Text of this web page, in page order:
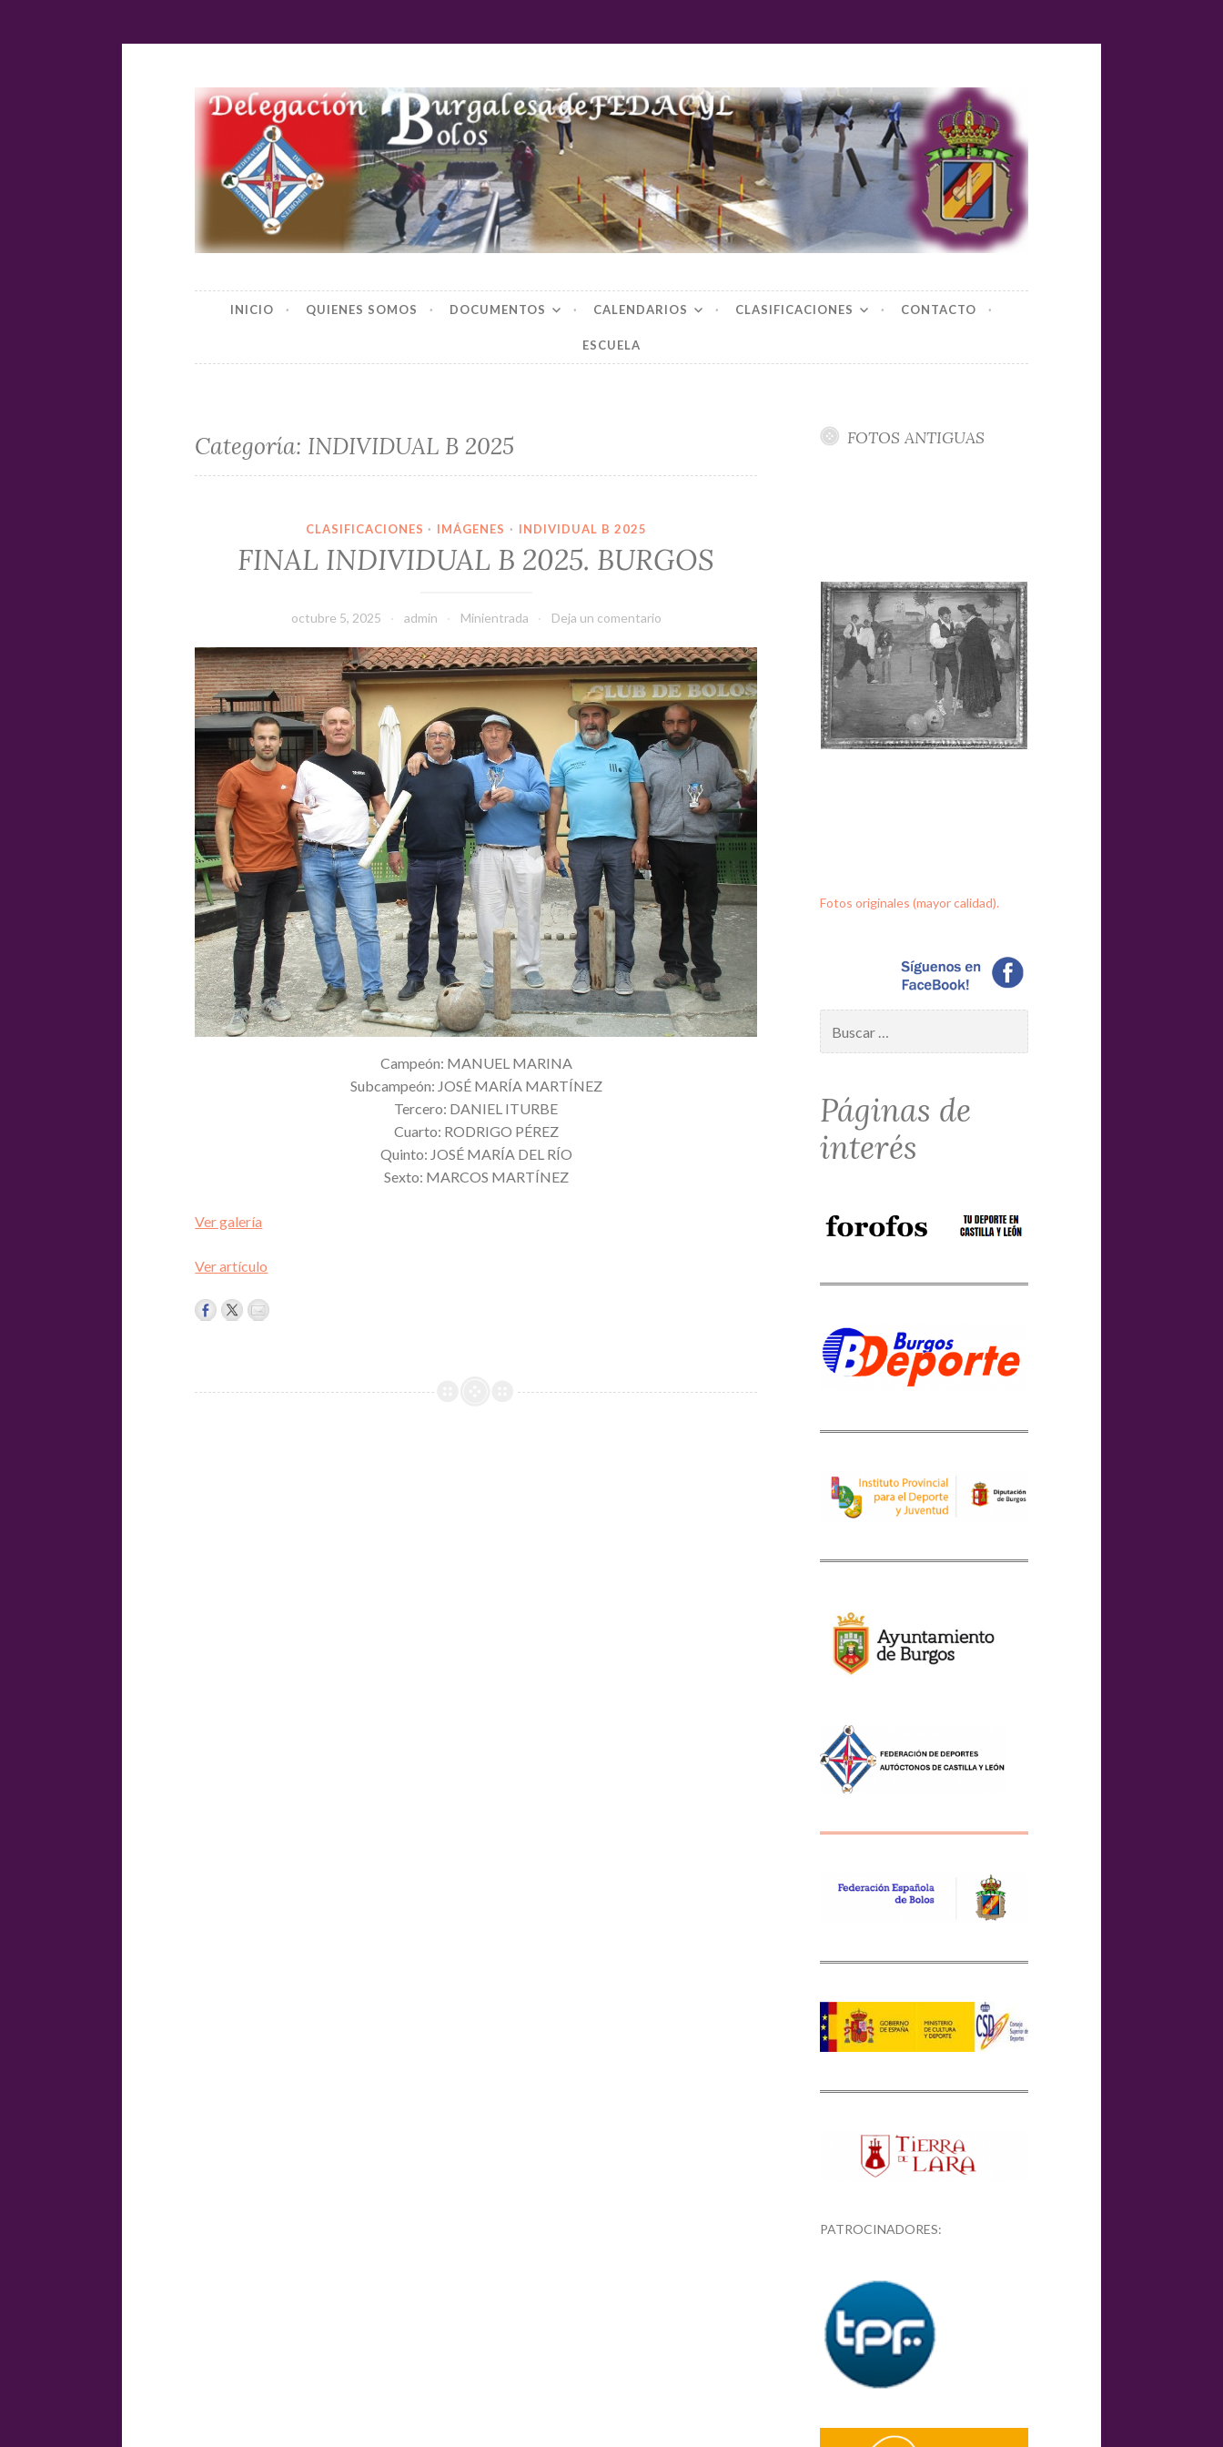
Ir
contenido
Delegación burgalesa de fedacyl-bolos
INICIO QUIENES SOMOS DOCUMENTOS CALENDARIOS CLASIFICACIONES CONTACTO
ESCUELA
Categoría: INDIVIDUAL B 2025
CLASIFICACIONES · IMÁGENES · INDIVIDUAL B 2025
FINAL INDIVIDUAL B 2025. BURGOS
octubre 5, 2025 admin Minientrada Deja un comentario
Campeón: MANUEL MARINA
Subcampeón: JOSÉ MARÍA MARTÍNEZ
Tercero: DANIEL ITURBE
Cuarto: RODRIGO PÉREZ
Quinto: JOSÉ MARÍA DEL RÍO
Sexto: MARCOS MARTÍNEZ
Ver galería
Ver artículo
FOTOS ANTIGUAS
Fotos originales (mayor calidad).
Páginas de
interés
PATROCINADORES: